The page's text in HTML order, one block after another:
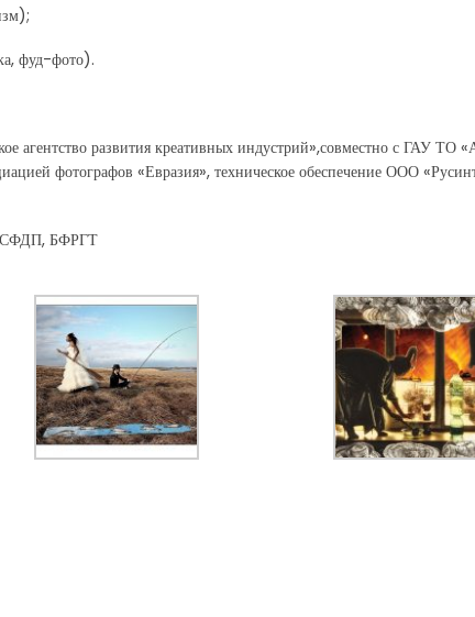
фуд-фото).
агентство развития креативных индустрий»,совместно с ГАУ ТО
фотографов «Евразия», техническое обеспечение ООО
БФРГТ